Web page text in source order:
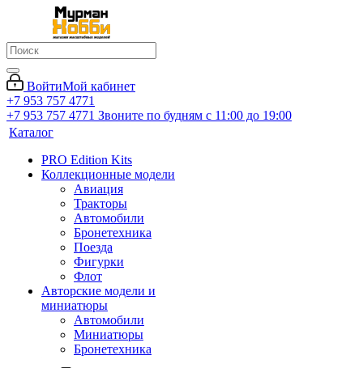
ВойтиМой кабинет
+7 953 757 4771
+7 953 757 4771 Звоните по будням с 11:00 до 19:00
Каталог
PRO Edition Kits
Коллекционные модели
Авиация
Тракторы
Автомобили
Бронетехника
Поезда
Фигурки
Флот
Авторские модели и
миниатюры
Автомобили
Миниатюры
Бронетехника